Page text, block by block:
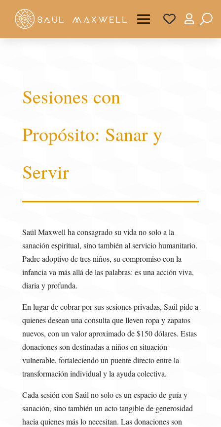

Sesiones con
Propósito: Sanar y
Servir
Saúl Maxwell ha consagrado su vida no solo a la
sanación espiritual, sino también al servicio humanitario.
Padre adoptivo de tres niños, su compromiso con la
infancia va más allá de las palabras: es una acción viva,
diaria y profunda.
En lugar de cobrar por sus sesiones privadas, Saúl pide a
quienes desean una consulta que lleven ropa y zapatos
nuevos, con un valor aproximado de $150 dólares. Estas
donaciones son destinadas a niños en situación
vulnerable, fortaleciendo un puente directo entre la
transformación individual y la ayuda colectiva.
Cada sesión con Saúl no solo es un espacio de guía y
sanación, sino también un acto tangible de generosidad
hacia quienes más lo necesitan. Las donaciones son